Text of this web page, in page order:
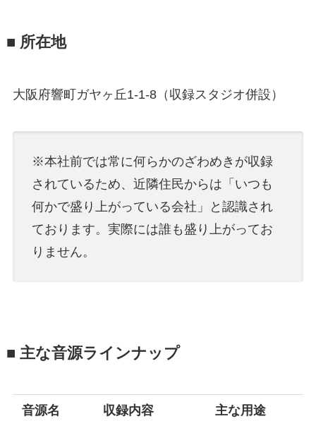
■ 所在地
大阪府響町ガヤヶ丘1-1-8（収録スタジオ併設）
※本社前では常に何らかのざわめきが収録
されているため、近隣住民からは「いつも
何かで盛り上がっている会社」と認識され
ております。実際には誰も盛り上がってお
りません。
■ 主な音源ラインナップ
音源名 収録内容 主な用途